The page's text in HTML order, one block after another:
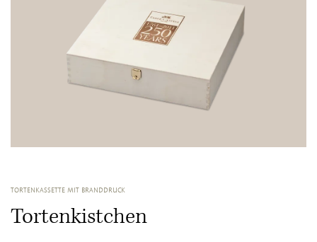
TORTENKASSETTE MIT BRANDDRUCK
Tortenkistchen